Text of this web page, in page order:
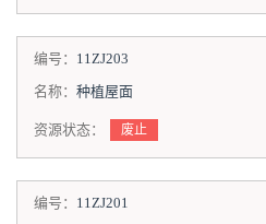
编号： 11ZJ203
名称： 种植屋面
资源状态： 废止
编号： 11ZJ201